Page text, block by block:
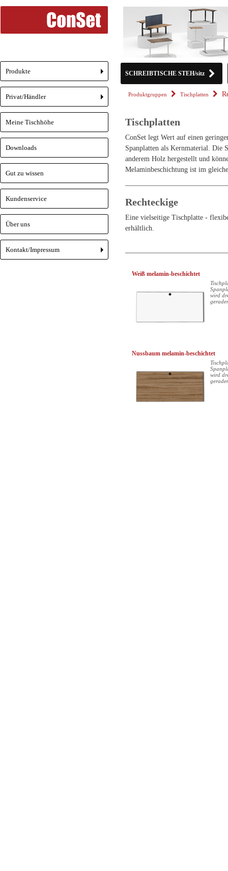
SCHREIBTISCHE STEH/sitz
Produktgruppen Tischplatten
Tischplatten
ConSet legt Wert auf einen
Spanplatten als Kernmaterial. Die
anderem Holz hergestellt und
Melaminbeschichtung ist im
Rechteckige
Eine vielseitige Tischplatte -
erhältlich.
Weiß melamin-beschichtet
wird
Nussbaum melamin-beschichtet
wird
+
Produkte
+
Privat/Händler
Meine Tischhöhe
Downloads
Gut zu wissen
Kundenservice
Über uns
+
Kontakt/Impressum